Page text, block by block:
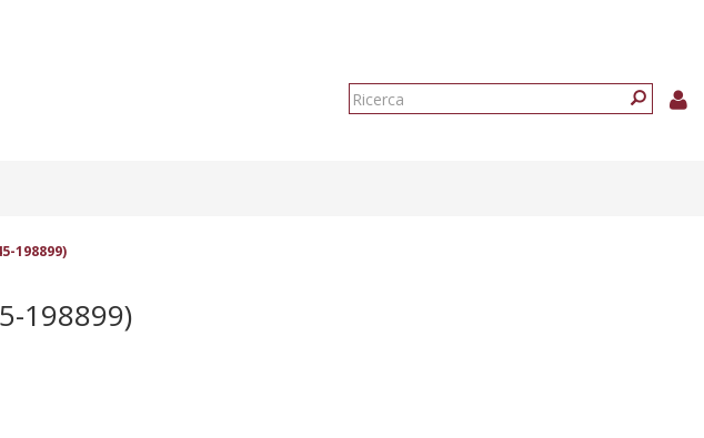
Form
198899)
198899)